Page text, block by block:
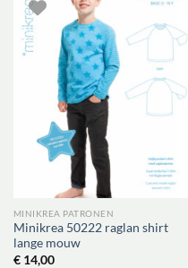
MINIKREA PATRONEN
Minikrea 50222 raglan shirt
lange mouw
€14,00